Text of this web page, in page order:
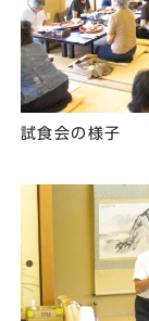
試食会の様子